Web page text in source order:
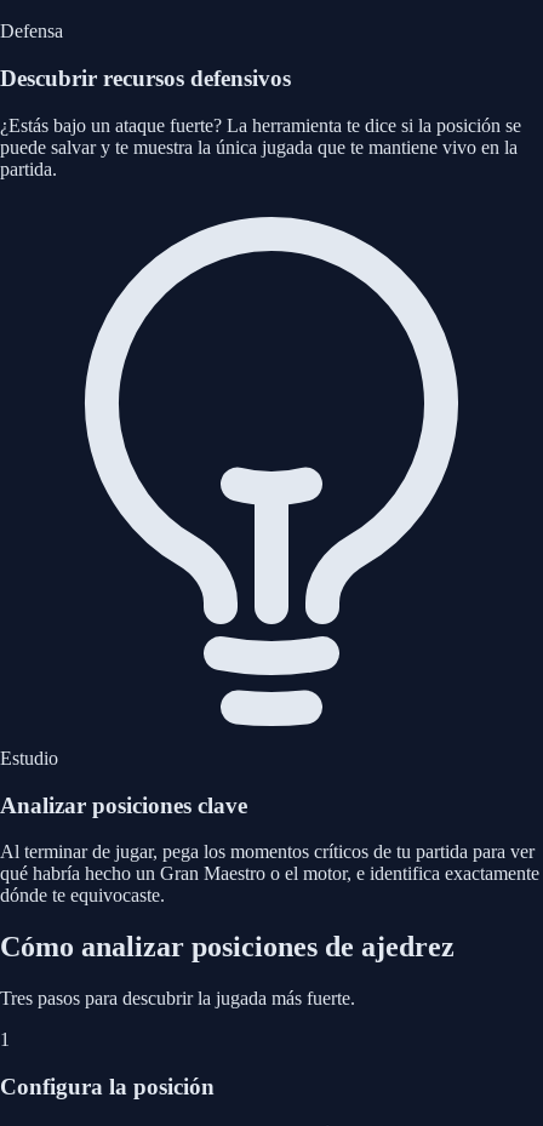
Defensa
Descubrir recursos defensivos
¿Estás bajo un ataque fuerte? La herramienta te dice si la posición se
puede salvar y te muestra la única jugada que te mantiene vivo en la
partida.
Estudio
Analizar posiciones clave
Al terminar de jugar, pega los momentos críticos de tu partida para ver
qué habría hecho un Gran Maestro o el motor, e identifica exactamente
dónde te equivocaste.
Cómo analizar posiciones de ajedrez
Tres pasos para descubrir la jugada más fuerte.
1
Configura la posición